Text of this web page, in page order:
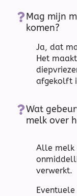
Mag mijn
komen?​
Ja, dat
Het
afgekolft
Wat
melk over
Alle melk
verwerkt.